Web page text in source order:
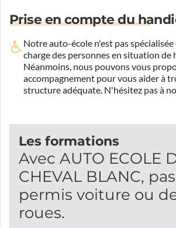
Prise en compte du
Notre auto-école n'est pas spécialisée
charge des personnes en situation de
Néanmoins, nous pouvons vous
accompagnement pour vous aider à
structure adéquate. N'hésitez pas à
Les formations
Avec AUTO ECOLE
CHEVAL BLANC,
permis voiture ou
roues.